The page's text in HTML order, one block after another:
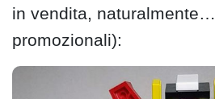
in vendita,
promozionali):